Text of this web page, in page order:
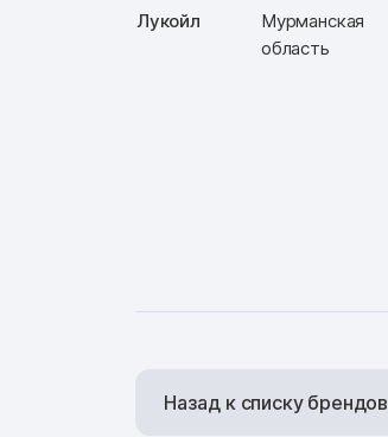
Лукойл
Мурманская
область
Назад к списку брендов